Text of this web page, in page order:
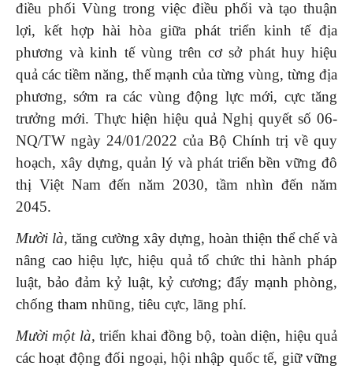
điều phối Vùng trong việc điều phối và tạo thuận
lợi, kết hợp hài hòa giữa phát triển kinh tế địa
phương và kinh tế vùng trên cơ sở phát huy hiệu
quả các tiềm năng, thế mạnh của từng vùng, từng địa
phương, sớm ra các vùng động lực mới, cực tăng
trưởng mới. Thực hiện hiệu quả Nghị quyết số 06-
NQ/TW ngày 24/01/2022 của Bộ Chính trị về quy
hoạch, xây dựng, quản lý và phát triển bền vững đô
thị Việt Nam đến năm 2030, tầm nhìn đến năm
2045.
Mười là, tăng cường xây dựng, hoàn thiện thể chế và
nâng cao hiệu lực, hiệu quả tổ chức thi hành pháp
luật, bảo đảm kỷ luật, kỷ cương; đẩy mạnh phòng,
chống tham nhũng, tiêu cực, lãng phí.
Mười một là, triển khai đồng bộ, toàn diện, hiệu quả
các hoạt động đối ngoại, hội nhập quốc tế, giữ vững